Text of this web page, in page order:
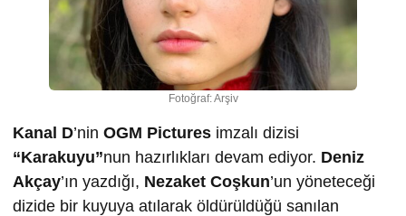
Fotoğraf: Arşiv
Kanal D’nin OGM Pictures imzalı dizisi
“Karakuyu”nun hazırlıkları devam ediyor. Deniz
Akçay’ın yazdığı, Nezaket Coşkun’un yöneteceği
dizide bir kuyuya atılarak öldürüldüğü sanılan